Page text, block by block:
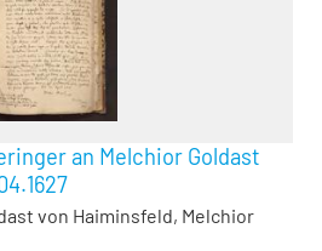
an Melchior Goldast
von Haiminsfeld, Melchior